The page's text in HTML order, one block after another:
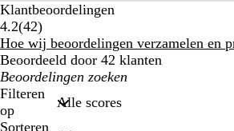
Klantbeoordelingen
4.2(4242
klantbeoordelingen
)
Hoe wij beoordelingen verzamelen en
Beoordeeld door 42 klanten
Mijn
zoekopdrachten
Filteren
op
Sorteren